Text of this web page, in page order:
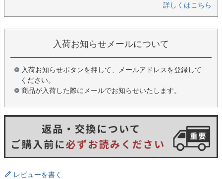
詳しくはこちら
入荷お知らせメールについて
入荷お知らせボタンを押して、メールアドレスを登録して
ください。
商品が入荷した際にメールでお知らせいたします。
レビューを書く